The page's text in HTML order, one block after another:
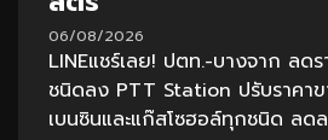
06/08/2026
LINEแชร์เลย! ปตท.-บางจาก ลด
ชนิดลง PTT Station ปรับราคา
เบนซินและแก๊สโซฮอล์ทุกชนิด ลด